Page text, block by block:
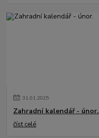
31.01.2025
Zahradní kalendář - únor.
číst celé